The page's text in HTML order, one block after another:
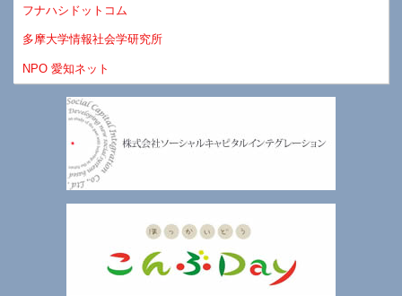
フナハシドットコム
多摩大学情報社会学研究所
NPO 愛知ネット